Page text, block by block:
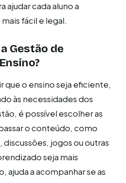
ajudar cada aluno a
fácil e legal.
Gestão de
que o ensino seja eficiente,
às necessidades dos
é possível escolher as
o conteúdo, como
discussões, jogos ou outras
seja mais
ajuda a acompanhar se as